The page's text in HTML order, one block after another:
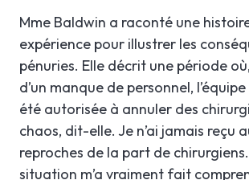
Mme Baldwin a raconté une
expérience pour illustrer les
pénuries. Elle décrit une période
d’un manque de personnel,
été autorisée à annuler des
chaos, dit-elle. Je n’ai jamais reçu
reproches de la part de
situation m’a vraiment fait